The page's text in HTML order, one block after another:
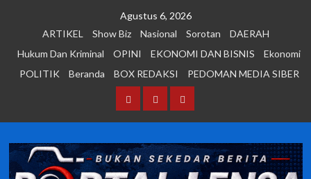
Agustus 6, 2026
ARTIKEL
Show Biz Nasional Sorotan
DAERAH
Hukum Dan Kriminal
OPINI EKONOMI DAN BISNIS
Ekonomi
POLITIK
Beranda BOX REDAKSI PEDOMAN MEDIA SIBER
BerandaBOX PEDOMAN
SIBER